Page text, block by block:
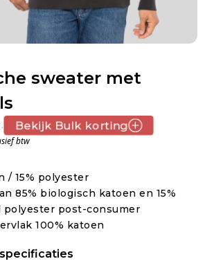
sweater met
Bekijk Bulk korting
btw
/ 15% polyester
85% biologisch katoen en 15%
polyester post-consumer
100% katoen